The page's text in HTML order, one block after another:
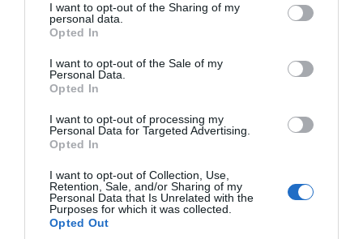
I want to opt-out of the Sharing of my
personal data.
Opted In
I want to opt-out of the Sale of my
Personal Data.
Opted In
I want to opt-out of processing my
Personal Data for Targeted Advertising.
Opted In
I want to opt-out of Collection, Use,
Retention, Sale, and/or Sharing of my
Personal Data that Is Unrelated with the
Purposes for which it was collected.
Opted Out
WATI
Vestido Selene Verde
PVP marca
199€
WATI
Vestido Selene Aqua